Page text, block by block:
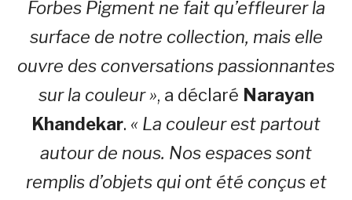
Forbes Pigment ne fait qu’effleurer la
surface de notre collection, mais elle
ouvre des conversations passionnantes
sur la couleur », a déclaré Narayan
Khandekar. « La couleur est partout
autour de nous. Nos espaces sont
remplis d’objets qui ont été conçus et